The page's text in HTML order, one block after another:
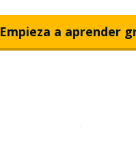
Empieza a aprender